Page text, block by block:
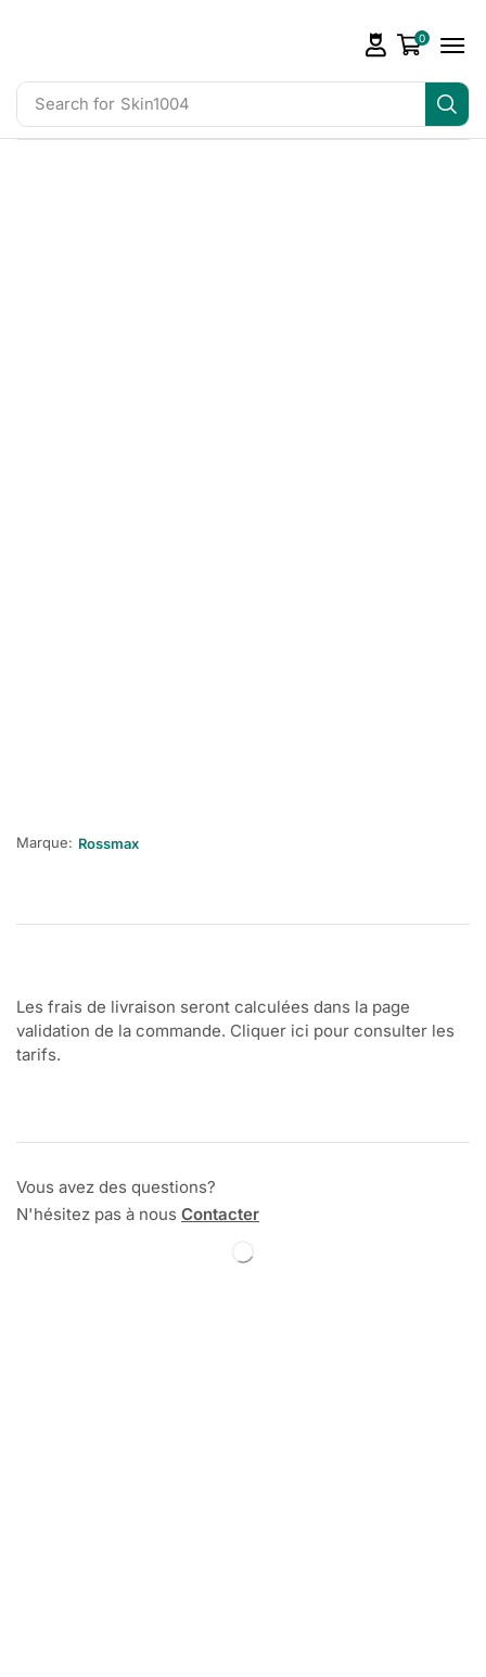
Search for Skin1004
0
Marque: Rossmax
Les frais de livraison seront calculées dans la page
validation de la commande. Cliquer ici pour consulter les
tarifs.
Vous avez des questions?
N'hésitez pas à nous Contacter